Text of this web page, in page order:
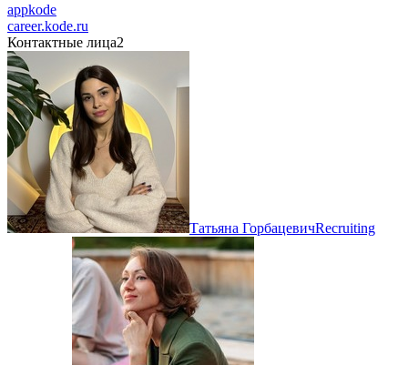
appkode
career.kode.ru
Контактные лица2
Татьяна ГорбацевичRecruiting